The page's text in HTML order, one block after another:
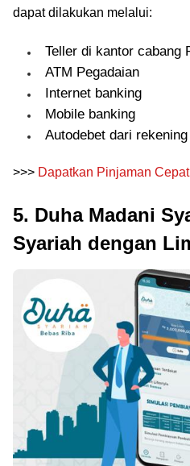
dapat dilakukan melalui:
Teller di kantor cabang
ATM Pegadaian
Internet banking
Mobile banking
Autodebet dari
>>> Dapatkan Pinjaman
5. Duha Madani
Syariah dengan